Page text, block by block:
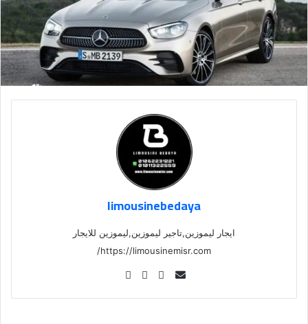
limousinebedaya
ايجار ليموزين,تاجير ليموزين,ليموزين للايجار
https://limousinemisr.com/
Se